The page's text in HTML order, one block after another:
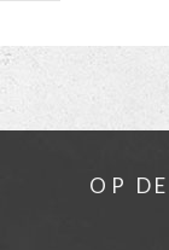
OP